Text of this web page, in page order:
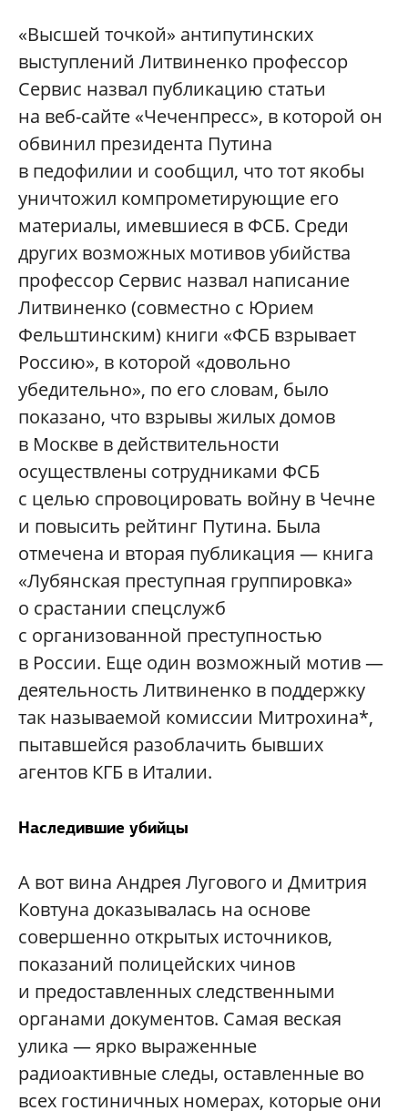
«Высшей точкой» антипутинских
выступлений Литвиненко профессор
Сервис назвал публикацию статьи
на веб-сайте «Чеченпресс», в которой он
обвинил президента Путина
в педофилии и сообщил, что тот якобы
уничтожил компрометирующие его
материалы, имевшиеся в ФСБ. Среди
других возможных мотивов убийства
профессор Сервис назвал написание
Литвиненко (совместно с Юрием
Фельштинским) книги «ФСБ взрывает
Россию», в которой «довольно
убедительно», по его словам, было
показано, что взрывы жилых домов
в Москве в действительности
осуществлены сотрудниками ФСБ
с целью спровоцировать войну в Чечне
и повысить рейтинг Путина. Была
отмечена и вторая публикация — книга
«Лубянская преступная группировка»
о срастании спецслужб
с организованной преступностью
в России. Еще один возможный мотив —
деятельность Литвиненко в поддержку
так называемой комиссии Митрохина*,
пытавшейся разоблачить бывших
агентов КГБ в Италии.
Наследившие убийцы
А вот вина Андрея Лугового и Дмитрия
Ковтуна доказывалась на основе
совершенно открытых источников,
показаний полицейских чинов
и предоставленных следственными
органами документов. Самая веская
улика — ярко выраженные
радиоактивные следы, оставленные во
всех гостиничных номерах, которые они